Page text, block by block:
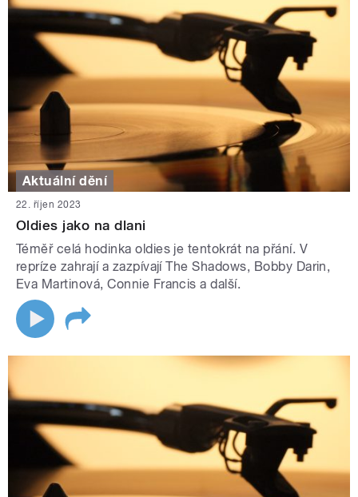
Aktuální dění
22. říjen 2023
Oldies jako na dlani
Téměř celá hodinka oldies je tentokrát na přání. V
repríze zahrají a zazpívají The Shadows, Bobby Darin,
Eva Martinová, Connie Francis a další.